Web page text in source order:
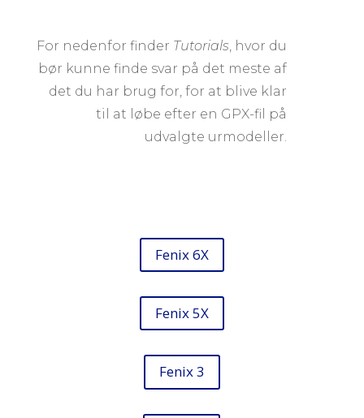
For nedenfor finder Tutorials, hvor du
bør kunne finde svar på det meste af
det du har brug for, for at blive klar
til at løbe efter en GPX-fil på
udvalgte urmodeller.
Fenix 6X
Fenix 5X
Fenix 3